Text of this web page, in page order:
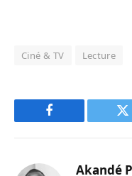
Ciné & TV Lecture
Facebook
Akandé